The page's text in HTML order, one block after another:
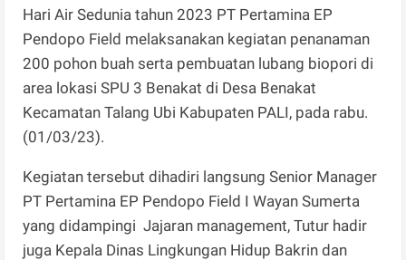
Hari Air Sedunia tahun 2023 PT Pertamina EP
Pendopo Field melaksanakan kegiatan penanaman
200 pohon buah serta pembuatan lubang biopori di
area lokasi SPU 3 Benakat di Desa Benakat
Kecamatan Talang Ubi Kabupaten PALI, pada rabu.
(01/03/23).
Kegiatan tersebut dihadiri langsung Senior Manager
PT Pertamina EP Pendopo Field I Wayan Sumerta
yang didampingi Jajaran management, Tutur hadir
juga Kepala Dinas Lingkungan Hidup Bakrin dan